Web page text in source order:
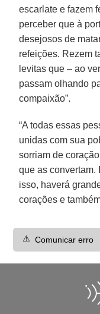
escarlate e fazem
perceber que à
desejosos de
refeições. Rezem
levitas que – ao
passam olhando
compaixão”.
“A todas essas
unidas com sua
sorriam de
que as convertam.
isso, haverá
corações e
⚠️ Comunicar erro